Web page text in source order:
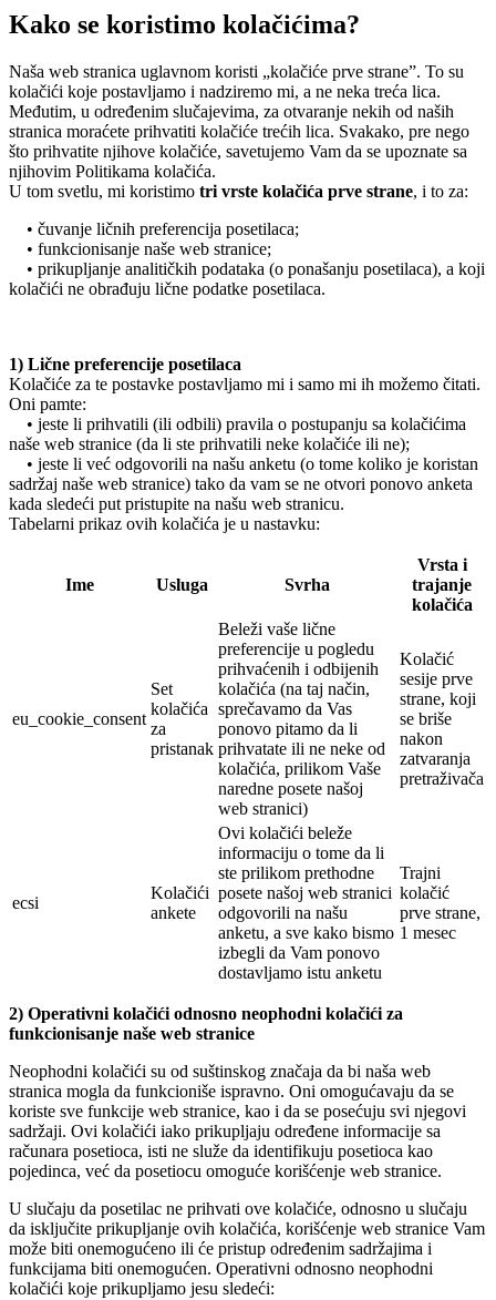
Kako se koristimo kolačićima?
Naša web stranica uglavnom koristi „kolačiće prve strane”. To su
kolačići koje postavljamo i nadziremo mi, a ne neka treća lica.
Međutim, u određenim slučajevima, za otvaranje nekih od naših
stranica moraćete prihvatiti kolačiće trećih lica. Svakako, pre nego
što prihvatite njihove kolačiće, savetujemo Vam da se upoznate sa
njihovim Politikama kolačića.
U tom svetlu, mi koristimo tri vrste kolačića prve strane, i to za:
• čuvanje ličnih preferencija posetilaca;
• funkcionisanje naše web stranice;
• prikupljanje analitičkih podataka (o ponašanju posetilaca), a koji
kolačići ne obrađuju lične podatke posetilaca.
1) Lične preferencije posetilaca
Kolačiće za te postavke postavljamo mi i samo mi ih možemo čitati.
Oni pamte:
• jeste li prihvatili (ili odbili) pravila o postupanju sa kolačićima
naše web stranice (da li ste prihvatili neke kolačiće ili ne);
• jeste li već odgovorili na našu anketu (o tome koliko je koristan
sadržaj naše web stranice) tako da vam se ne otvori ponovo anketa
kada sledeći put pristupite na našu web stranicu.
Tabelarni prikaz ovih kolačića je u nastavku:
Ime Usluga Svrha
Vrsta i
trajanje
kolačića
eu_cookie_consent
Set
kolačića
za
pristanak
Beleži vaše lične
preferencije u pogledu
prihvaćenih i odbijenih
kolačića (na taj način,
sprečavamo da Vas
ponovo pitamo da li
prihvatate ili ne neke od
kolačića, prilikom Vaše
naredne posete našoj
web stranici)
Kolačić
sesije prve
strane, koji
se briše
nakon
zatvaranja
pretraživača
ecsi
Kolačići
ankete
Ovi kolačići beleže
informaciju o tome da li
ste prilikom prethodne
posete našoj web stranici
odgovorili na našu
anketu, a sve kako bismo
izbegli da Vam ponovo
dostavljamo istu anketu
Trajni
kolačić
prve strane,
1 mesec
2) Operativni kolačići odnosno neophodni kolačići za
funkcionisanje naše web stranice
Neophodni kolačići su od suštinskog značaja da bi naša web
stranica mogla da funkcioniše ispravno. Oni omogućavaju da se
koriste sve funkcije web stranice, kao i da se posećuju svi njegovi
sadržaji. Ovi kolačići iako prikupljaju određene informacije sa
računara posetioca, isti ne služe da identifikuju posetioca kao
pojedinca, već da posetiocu omoguće korišćenje web stranice.
U slučaju da posetilac ne prihvati ove kolačiće, odnosno u slučaju
da isključite prikupljanje ovih kolačića, korišćenje web stranice Vam
može biti onemogućeno ili će pristup određenim sadržajima i
funkcijama biti onemogućen. Operativni odnosno neophodni
kolačići koje prikupljamo jesu sledeći: